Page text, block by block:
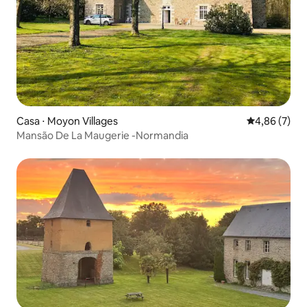
Casa ⋅ Moyon Villages 4,86 de uma
4,86 (7)
Mansão De La Maugerie -Normandia